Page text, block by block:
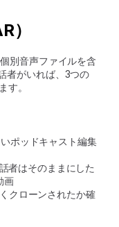
）
別音声ファイルを含
者がいれば、3つの
す。
ポッドキャスト編集
者はそのままにした
画
クローンされたか確